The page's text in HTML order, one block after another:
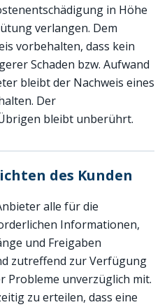
in Höhe
verlangen. Dem
vorbehalten, dass kein
Schaden bzw. Aufwand
bleibt der Nachweis eines
Der
bleibt unberührt.
des Kunden
alle für die
Informationen,
und Freigaben
zutreffend zur Verfügung
Probleme unverzüglich mit.
zu erteilen, dass eine